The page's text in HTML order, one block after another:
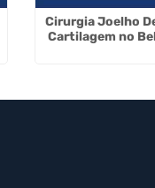
Cirurgia Joelho
Cartilagem no